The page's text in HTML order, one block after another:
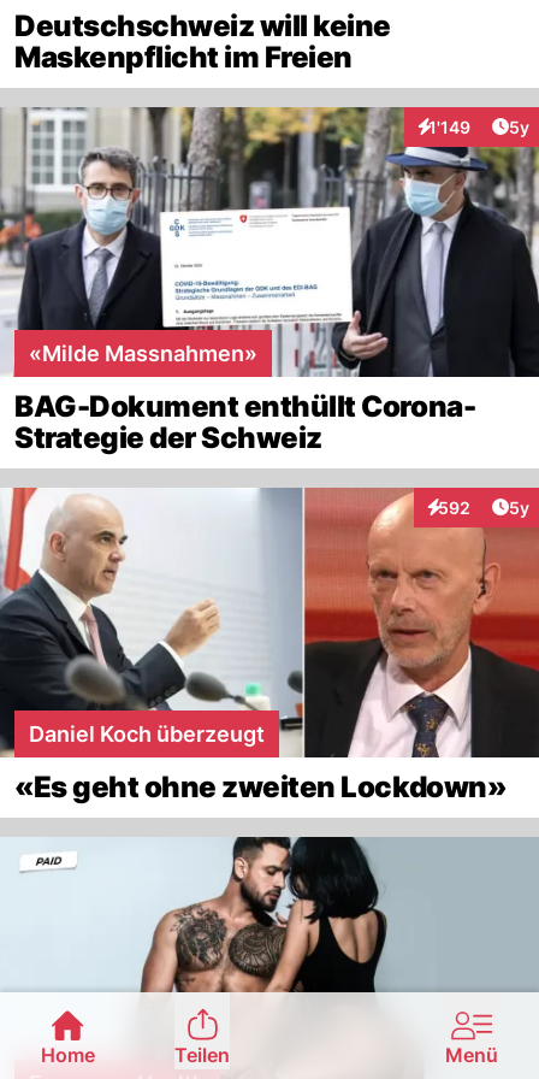
Deutschschweiz will keine
Maskenpflicht im Freien
1'149
Interaktionen5y
«Milde Massnahmen»
BAG-Dokument enthüllt Corona-
Strategie der Schweiz
592
Interaktionen
5y
Daniel Koch überzeugt
«Es geht ohne zweiten Lockdown»
Home Teilen Menü